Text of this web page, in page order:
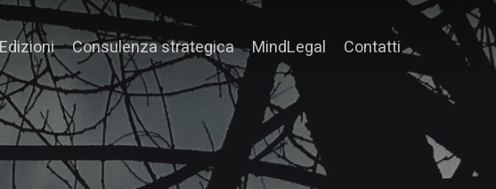
Edizioni Consulenza strategica MindLegal Contatti